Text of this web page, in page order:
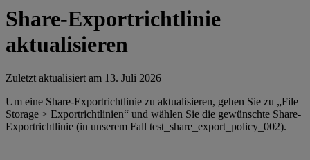
Share-Exportrichtlinie
aktualisieren
Zuletzt aktualisiert am 13. Juli 2026
Um eine Share-Exportrichtlinie zu aktualisieren, gehen Sie zu „File
Storage > Exportrichtlinien“ und wählen Sie die gewünschte Share-
Exportrichtlinie (in unserem Fall test_share_export_policy_002).